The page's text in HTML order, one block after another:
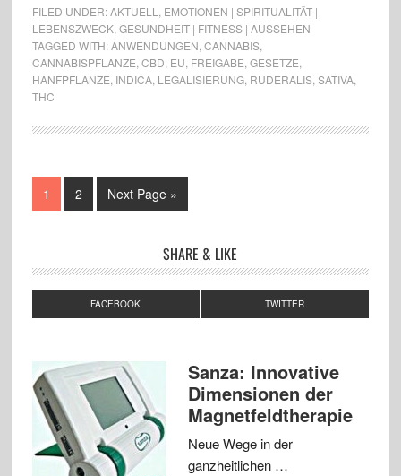
FILED UNDER:AKTUELL
EMOTIONEN | SPIRITUALITÄT |
LEBENSZWECK, GESUNDHEIT | FITNESS | AUSSEHEN
TAGGED WITH:ANWENDUNGEN CANNABIS,
CANNABISPFLANZE CBD EU FREIGABE GESETZE
HANFPFLANZE INDICA, LEGALISIERUNG, RUDERALIS, SATIVA,
THC
1 2 Next Page »
SHARE & LIKE
FACEBOOK TWITTER
Sanza: Innovative
Dimensionen der
Magnetfeldtherapie
Neue Wege in der
ganzheitlichen …